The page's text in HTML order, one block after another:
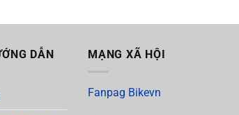
DẪN MẠNG XÃ HỘI
Fanpag Bikevn